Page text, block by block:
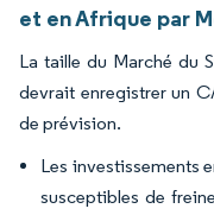
et en Afrique par
La taille du Marché du
devrait enregistrer un
de prévision.
Les investissements
susceptibles de